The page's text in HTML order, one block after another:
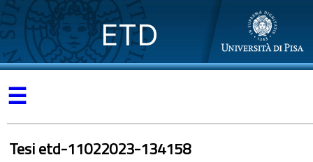
ETD
☰
Tesi etd-11022023-134158